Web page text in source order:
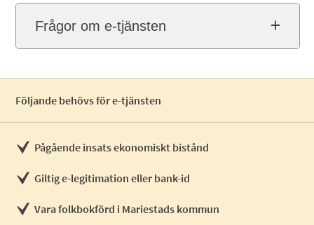
Frågor om e-tjänsten
Följande behövs för e-tjänsten
Pågående insats ekonomiskt bistånd
Giltig e-legitimation eller bank-id
Vara folkbokförd i Mariestads kommun